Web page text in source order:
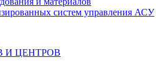
систем управления АСУ
И ЦЕНТРОВ